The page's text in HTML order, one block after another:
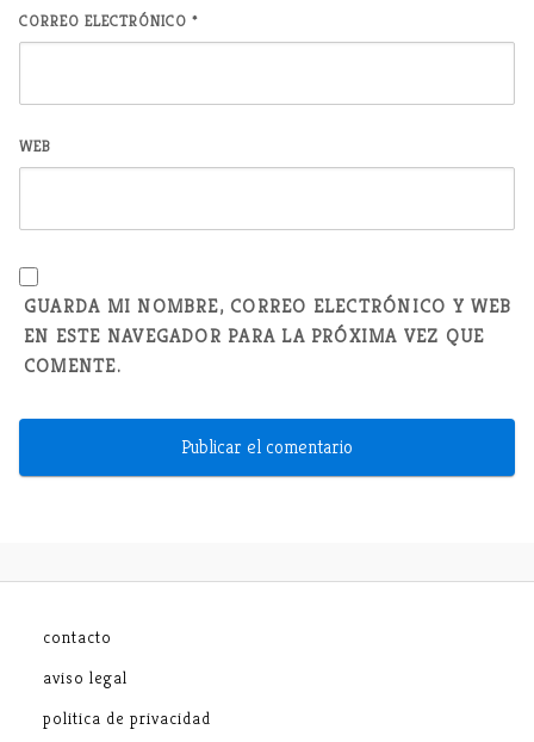
CORREO ELECTRÓNICO *
WEB
GUARDA MI NOMBRE, CORREO ELECTRÓNICO Y WEB
EN ESTE NAVEGADOR PARA LA PRÓXIMA VEZ QUE
COMENTE.
contacto
aviso legal
politica de privacidad